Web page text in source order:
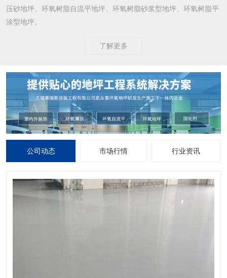
压砂地坪、环氧树脂自流平地坪、环氧树脂砂浆型地坪、环氧树脂平
涂型地坪。
了解更多
公司动态 市场行情 行业资讯